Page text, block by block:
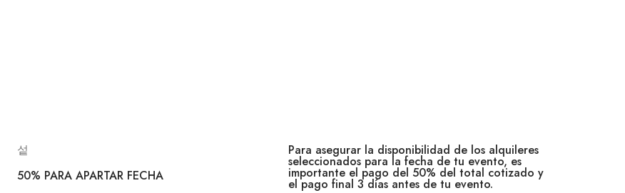
50% PARA APARTAR FECHA
Para asegurar la disponibilidad de los alquileres
seleccionados para la fecha de tu evento, es
importante el pago del 50% del total cotizado y
el pago final 3 días antes de tu evento.